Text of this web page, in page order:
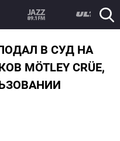
В СУД НА
MÖTLEY CRÜE,